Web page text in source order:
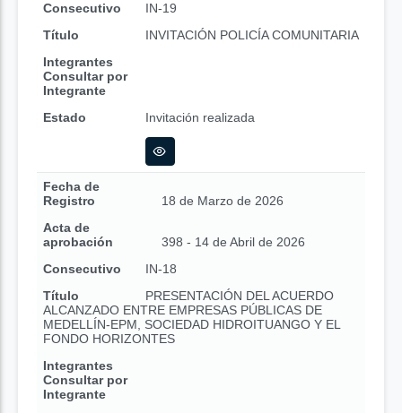
Consecutivo
IN-19
Título
INVITACIÓN POLICÍA COMUNITARIA
Integrantes
Consultar por
Integrante
Estado
Invitación realizada
Fecha de
Registro
18 de Marzo de 2026
Acta de
aprobación
398 - 14 de Abril de 2026
Consecutivo
IN-18
Título
PRESENTACIÓN DEL ACUERDO
ALCANZADO ENTRE EMPRESAS PÚBLICAS DE
MEDELLÍN-EPM, SOCIEDAD HIDROITUANGO Y EL
FONDO HORIZONTES
Integrantes
Consultar por
Integrante